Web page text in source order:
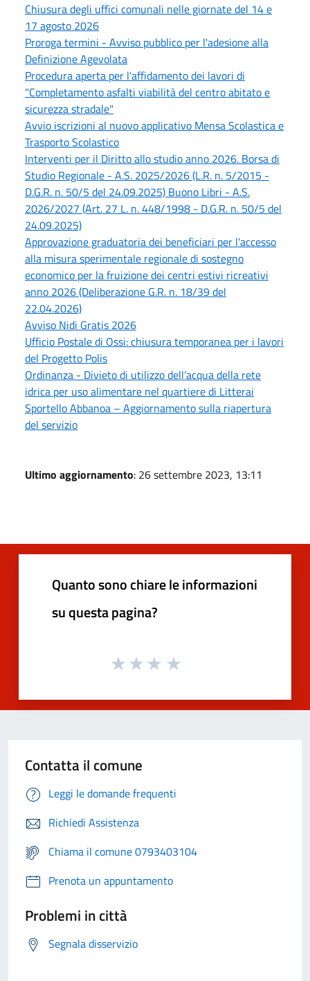
Chiusura degli uffici comunali nelle giornate del 14 e
17 agosto 2026
Proroga termini - Avviso pubblico per l'adesione alla
Definizione Agevolata
Procedura aperta per l'affidamento dei lavori di
"Completamento asfalti viabilità del centro abitato e
sicurezza stradale"
Avvio iscrizioni al nuovo applicativo Mensa Scolastica e
Trasporto Scolastico
Interventi per il Diritto allo studio anno 2026. Borsa di
Studio Regionale - A.S. 2025/2026 (L.R. n. 5/2015 -
D.G.R. n. 50/5 del 24.09.2025) Buono Libri - A.S.
2026/2027 (Art. 27 L. n. 448/1998 - D.G.R. n. 50/5 del
24.09.2025)
Approvazione graduatoria dei beneficiari per l'accesso
alla misura sperimentale regionale di sostegno
economico per la fruizione dei centri estivi ricreativi
anno 2026 (Deliberazione G.R. n. 18/39 del
22.04.2026)
Avviso Nidi Gratis 2026
Ufficio Postale di Ossi: chiusura temporanea per i lavori
del Progetto Polis
Ordinanza - Divieto di utilizzo dell’acqua della rete
idrica per uso alimentare nel quartiere di Litterai
Sportello Abbanoa – Aggiornamento sulla riapertura
del servizio
Ultimo aggiornamento: 26 settembre 2023, 13:11
Quanto sono chiare le informazioni
su questa pagina?
Contatta il comune
Leggi le domande frequenti
Richiedi Assistenza
Chiama il comune 0793403104
Prenota un appuntamento
Problemi in città
Segnala disservizio